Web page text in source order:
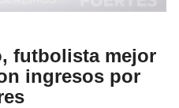
futbolista mejor
ingresos por